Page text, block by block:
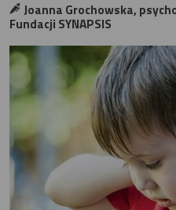
Joanna Grochowska,
Fundacji SYNAPSIS